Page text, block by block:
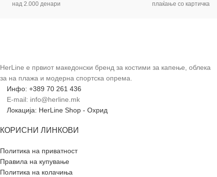
над 2.000 денари плаќање со картичка
HerLine е првиот македонски бренд за костими за капење, облека
за на плажа и модерна спортска опрема.
Инфо: +389 70 261 436
E-mail: info@herline.mk
Локација: HerLine Shop - Охрид
КОРИСНИ ЛИНКОВИ
Политика на приватност
Правила на купување
Политика на колачиња